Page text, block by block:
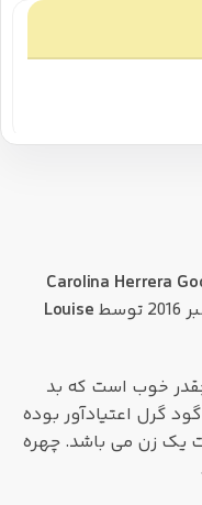
Louise
خوب است که بد
گرل اعتیادآور بوده
یک زن می باشد. چهره